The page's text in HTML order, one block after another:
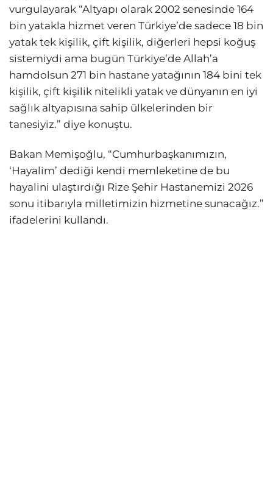
vurgulayarak “Altyapı olarak 2002 senesinde 164
bin yatakla hizmet veren Türkiye’de sadece 18 bin
yatak tek kişilik, çift kişilik, diğerleri hepsi koğuş
sistemiydi ama bugün Türkiye’de Allah’a
hamdolsun 271 bin hastane yatağının 184 bini tek
kişilik, çift kişilik nitelikli yatak ve dünyanın en iyi
sağlık altyapısına sahip ülkelerinden bir
tanesiyiz.” diye konuştu.
Bakan Memişoğlu, “Cumhurbaşkanımızın,
‘Hayalim’ dediği kendi memleketine de bu
hayalini ulaştırdığı Rize Şehir Hastanemizi 2026
sonu itibarıyla milletimizin hizmetine sunacağız.”
ifadelerini kullandı.